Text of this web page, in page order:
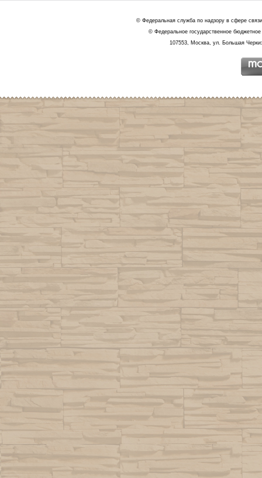
© Федеральная служба по надзору в сфере
© Федеральное государственное
107553, Москва, ул. Большая